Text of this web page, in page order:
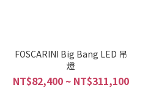
FOSCARINI Big Bang LED 吊
燈
NT$82,400 ~ NT$311,100